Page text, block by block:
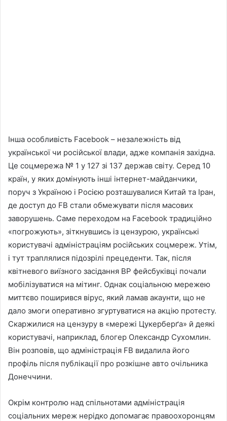
Інша особливість Facebook – незалежність від
української чи російської влади, адже компанія західна.
Це соцмережа № 1 у 127 зі 137 держав світу. Серед 10
країн, у яких домінують інші інтернет-майданчики,
поруч з Україною і Росією розташувалися Китай та Іран,
де доступ до FB стали обмежувати після масових
заворушень. Саме переходом на Facebook традиційно
«погрожують», зіткнувшись із цензурою, українські
користувачі адміністраціям російських соцмереж. Утім,
і тут траплялися підозрілі прецеденти. Так, після
квітневого виїзного засідання ВР фейсбуківці почали
мобілізуватися на мітинг. Однак соціальною мережею
миттєво поширився вірус, який ламав акаунти, що не
дало змоги оперативно згуртуватися на акцію протесту.
Скаржилися на цензуру в «мережі Цукерберґа» й деякі
користувачі, наприклад, блогер Олександр Сухомлин.
Він розповів, що адміністрація FB видалила його
профіль після публікації про розкішне авто очільника
Донеччини.
Окрім контролю над спільнотами адміністрація
соціальних мереж нерідко допомагає правоохоронцям